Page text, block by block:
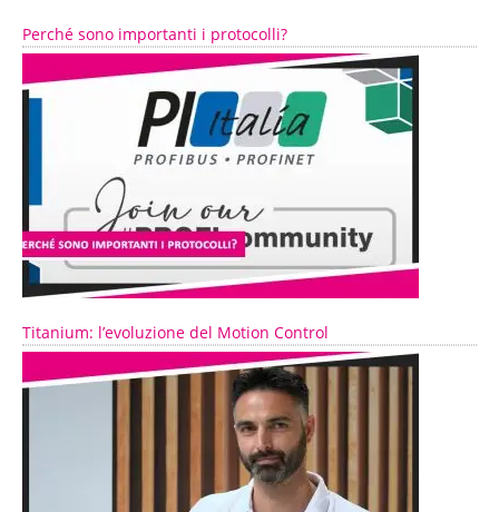
Perché sono importanti i protocolli?
Titanium: l’evoluzione del Motion Control